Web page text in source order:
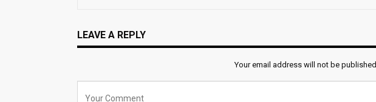
LEAVE A REPLY
Your email address will not be published.